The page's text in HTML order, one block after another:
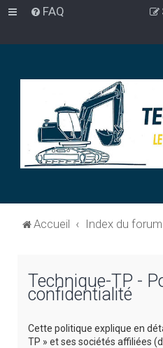
FAQ
Accueil Index du forum
Technique-TP -
confidentialité
Cette politique explique en
TP » et ses sociétés affiliées